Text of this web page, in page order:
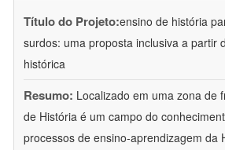
Título do Projeto:ensino de história
surdos: uma proposta inclusiva a partir
histórica
Resumo: Localizado em uma zona de
de História é um campo do
processos de ensino-aprendizagem da